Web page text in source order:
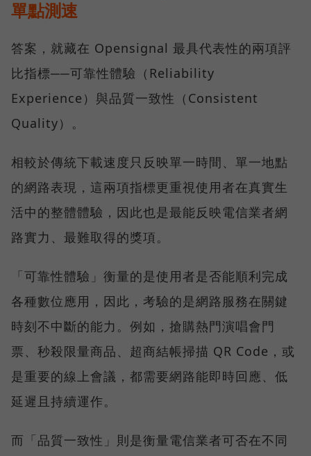
單點測速
答案，就藏在 Opensignal 最具代表性的兩項評
比指標──可靠性體驗（Reliability
Experience）與品質一致性（Consistent
Quality）。
相較於傳統下載速度只反映單一時間、單一地點
的網路表現，這兩項指標更重視使用者在真實生
活中的整體體驗，因此也是最能反映電信業者網
路實力、最難取得的獎項。
「可靠性體驗」衡量的是使用者是否能順利完成
各種數位應用，因此，考驗的是網路服務在關鍵
時刻不中斷的能力。例如，搶購熱門演唱會門
票、秒殺限量商品、超商結帳掃描 QR Code，或
是重要的線上會議，都需要網路能即時回應、低
延遲且持續運作。
而「品質一致性」則是衡量電信業者可否在不同